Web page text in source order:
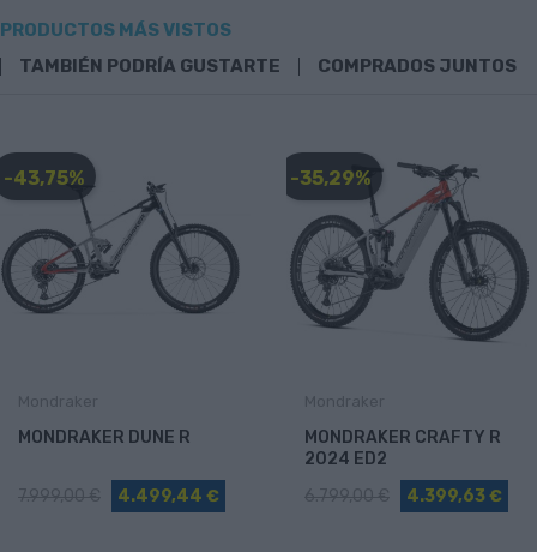
PRODUCTOS MÁS VISTOS
TAMBIÉN PODRÍA GUSTARTE
COMPRADOS JUNTOS
-43,75%
MONDRAKER DUNE R
4.499,44 €
-35,29%
MONDRAKER CRAFTY R
2024 ED2
4.399,63 €